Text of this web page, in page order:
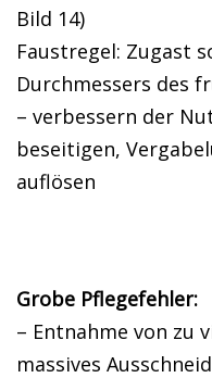
Bild 14)
Faustregel: Zugast
Durchmessers des
– verbessern der
beseitigen,
auflösen
Grobe Pflegefehler:
– Entnahme von zu
massives